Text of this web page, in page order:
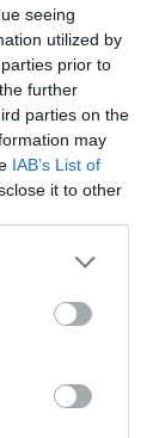
seeing
utilized by
prior to
further
parties on the
may
IAB’s List of
it to other
ut